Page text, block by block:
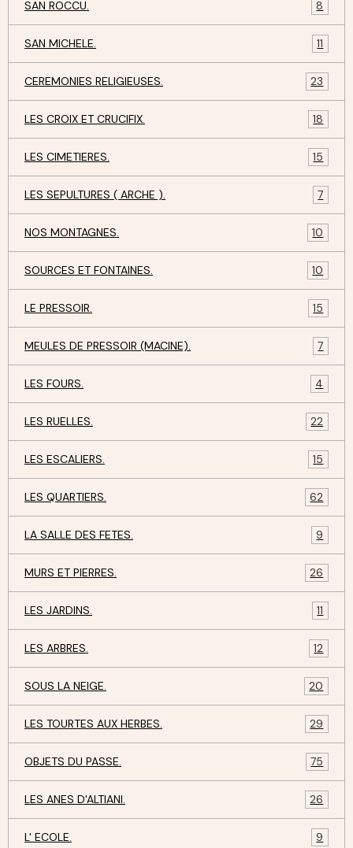
SAN ROCCU. 8
SAN MICHELE. 11
CEREMONIES RELIGIEUSES. 23
LES CROIX ET CRUCIFIX. 18
LES CIMETIERES. 15
LES SEPULTURES ( ARCHE ). 7
NOS MONTAGNES. 10
SOURCES ET FONTAINES. 10
LE PRESSOIR. 15
MEULES DE PRESSOIR (MACINE). 7
LES FOURS. 4
LES RUELLES. 22
LES ESCALIERS. 15
LES QUARTIERS. 62
LA SALLE DES FETES. 9
MURS ET PIERRES. 26
LES JARDINS. 11
LES ARBRES. 12
SOUS LA NEIGE. 20
LES TOURTES AUX HERBES. 29
OBJETS DU PASSE. 75
LES ANES D'ALTIANI. 26
L' ECOLE. 9